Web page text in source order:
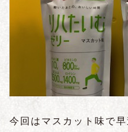
今回はマスカット味で